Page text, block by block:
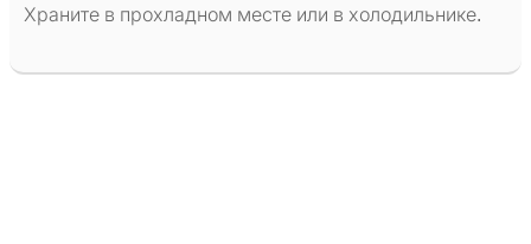
Храните в прохладном месте или в холодильнике.